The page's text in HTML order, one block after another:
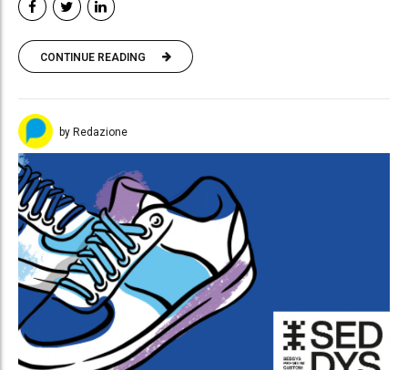
CONTINUE READING
by Redazione